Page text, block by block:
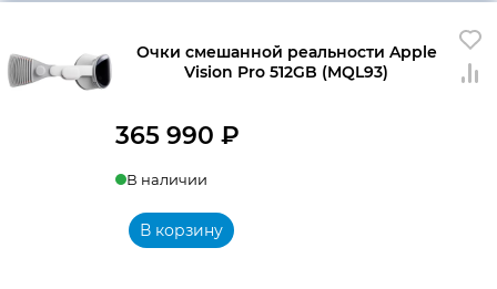
Очки смешанной реальности Apple
Vision Pro 512GB (MQL93)
365 990 ₽
В наличии
В корзину